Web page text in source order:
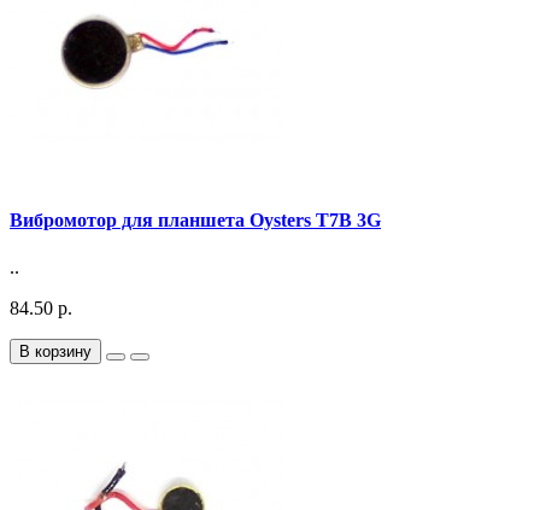
Вибромотор для планшета Oysters T7B 3G
..
84.50 р.
В корзину